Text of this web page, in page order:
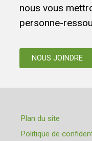
nous vous
personne-
NOUS JOINDRE
Plan du site
Politique de